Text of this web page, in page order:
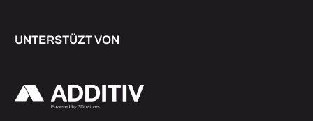
UNTERSTÜZT VON